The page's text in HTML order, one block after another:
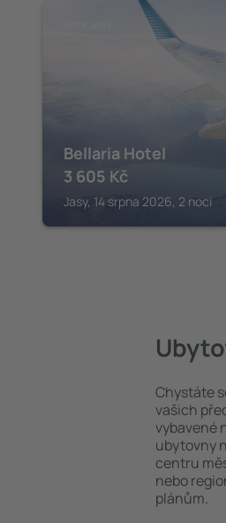
Bellaria Hotel
3 605 Kč
Jasy, 14 srpna 2026, 2 noci
Chystáte
vašich
vybavené
ubytovny
centru
nebo
plánům.